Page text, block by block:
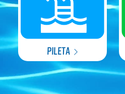
PILETA